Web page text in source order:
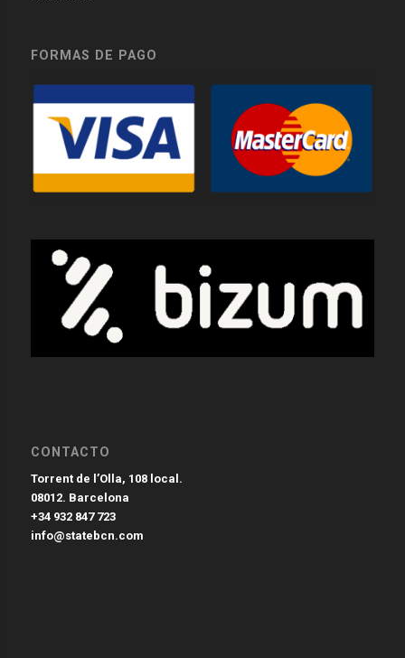
FORMAS DE PAGO
CONTACTO
Torrent de l’Olla, 108 local.
08012. Barcelona
+34 932 847 723
info@statebcn.com